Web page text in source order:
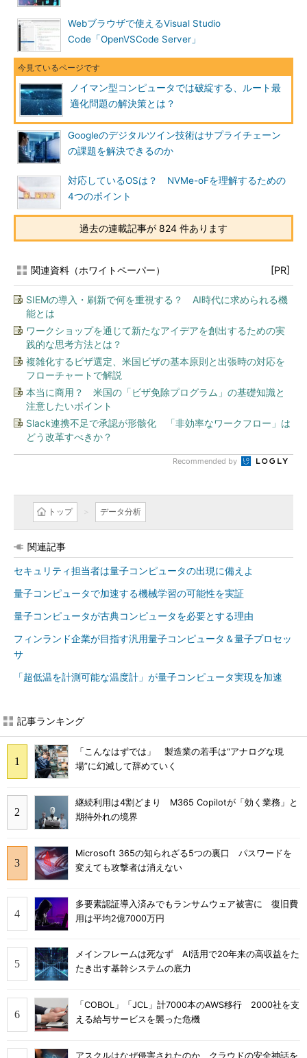
Webブラウザで使えるVisual Studio
Code「OpenVSCode Server」
ノイマン型コンピュータでは破綻する、ルート最
適化問題の解決策とは？
Googleのデジタルツイン技術はサプライチェーン
の課題を解決できるのか
対応しているOSは？ NVMe-oFを理解するための
4つのポイント
過去の連載記事が 824 件あります
関連資料（ホワイトペーパー） [PR]
SIEMの導入・刷新で何を重視する？ AI時代に求められる機
能とは
ワークショップを通じて新たなアイデアを創出するための実
践的な思考方法とは？
複雑化するビザ選定、米国ビザの基本原則と出張時の対応を
フローチャートで解説
本当に商用？ 米国の「ビザ免除プログラム」の基礎知識と
注意したいポイント
Slack連携不足で承認が形骸化 「非効率なワークフロー」は
どう改革すべきか？
Recommended by
トップ データ分析
関連記事
セキュリティ担当者は量子コンピュータの出現に備えよ
量子コンピュータで加速する機械学習の可能性を実証
量子コンピュータが古典コンピュータを必要とする理由
フィンランド企業が目指す汎用量子コンピュータ＆量子プロセッ
サ
「超低温を計測可能な温度計」が量子コンピュータ実現を加速
記事ランキング
「こんなはずでは」 製造業の若手は“アナログな現
場”に幻滅して辞めていく
継続利用は4割どまり M365 Copilotが「効く業務」と
期待外れの境界
Microsoft 365の知られざる5つの裏口 パスワードを
変えても攻撃者は消えない
多要素認証導入済みでもランサムウェア被害に 復旧費
用は平均2億7000万円
メインフレームは死なず AI活用で20年来の高収益をた
たき出す基幹システムの底力
「COBOL」「JCL」計7000本のAWS移行 2000社を支
える給与サービスを襲った危機
アスクルはなぜ侵害されたのか クラウドの安全神話を